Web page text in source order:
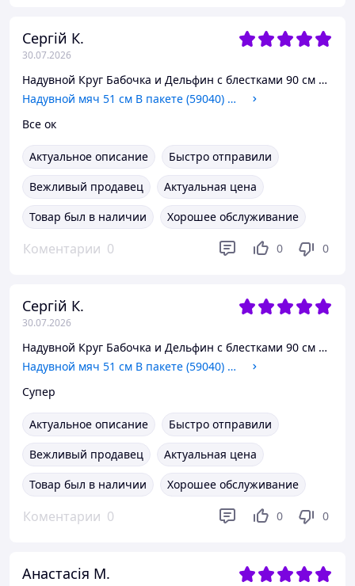
Сергій К.
30.07.2026
Надувной Круг Бабочка и Дельфин с блестками 90 см 9+ (1-42)
Надувной мяч 51 см В пакете (59040) Intex
Все ок
Актуальное описание
Быстро отправили
Вежливый продавец
Актуальная цена
Товар был в наличии
Хорошее обслуживание
Коментарии 0 0 0
Сергій К.
30.07.2026
Надувной Круг Бабочка и Дельфин с блестками 90 см 9+ (1-42)
Надувной мяч 51 см В пакете (59040) Intex
Супер
Актуальное описание
Быстро отправили
Вежливый продавец
Актуальная цена
Товар был в наличии
Хорошее обслуживание
Коментарии 0 0 0
Анастасія М.